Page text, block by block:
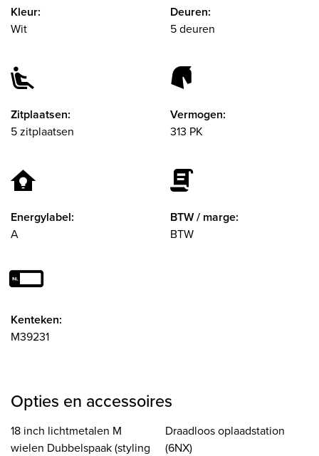
Kleur:
Wit
Deuren:
5 deuren
Zitplaatsen:
5 zitplaatsen
Vermogen:
313 PK
Energylabel:
A
BTW / marge:
BTW
Kenteken:
M39231
Opties en accessoires
18 inch lichtmetalen M
wielen Dubbelspaak (styling
Draadloos oplaadstation
(6NX)